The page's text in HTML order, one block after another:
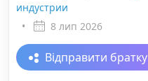
индустрии
•
8 лип 2026
Відправити братку